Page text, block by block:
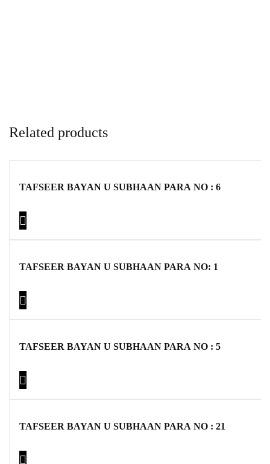
Related products
TAFSEER BAYAN U SUBHAAN PARA NO : 6
TAFSEER BAYAN U SUBHAAN PARA NO: 1
TAFSEER BAYAN U SUBHAAN PARA NO : 5
TAFSEER BAYAN U SUBHAAN PARA NO : 21